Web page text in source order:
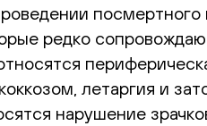
редко
летаргия и
нарушение